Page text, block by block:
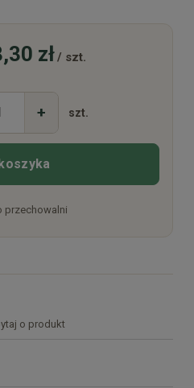
zł/ szt.
+ szt.
przechowalni
o produkt